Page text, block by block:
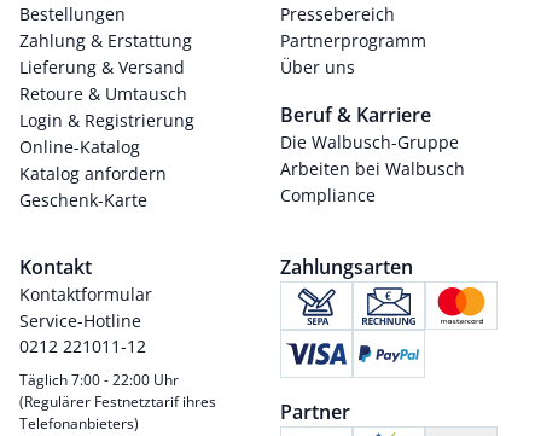
Bestellungen
Zahlung & Erstattung
Lieferung & Versand
Retoure & Umtausch
Login & Registrierung
Online-Katalog
Katalog anfordern
Geschenk-Karte
Pressebereich
Partnerprogramm
Über uns
Beruf & Karriere
Die Walbusch-Gruppe
Arbeiten bei Walbusch
Compliance
Kontakt
Kontaktformular
Service-Hotline
0212 221011-12
Täglich 7:00 - 22:00 Uhr
(Regulärer Festnetztarif ihres
Telefonanbieters)
Zahlungsarten
Partner